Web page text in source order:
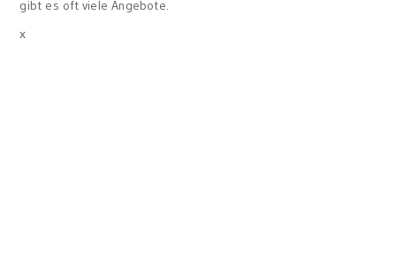
gibt es oft viele Angebote.
x